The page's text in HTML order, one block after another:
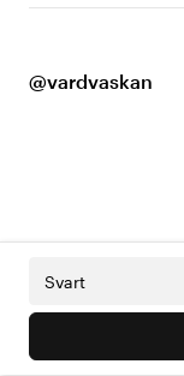
@vardvaskan
Svart